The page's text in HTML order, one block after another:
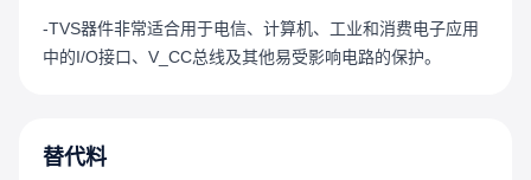
DO-214AB封装尺寸紧凑，功率密度高
低增量浪涌电阻
结温T_J时的击穿电压V_BR = 25°C时的击穿电压V_BRx(1 +
-TVS器件非常适合用于电信、计算机、工业和消费电子应用
中的I/O接口、V_CC总线及其他易受影响电路的保护。
替代料